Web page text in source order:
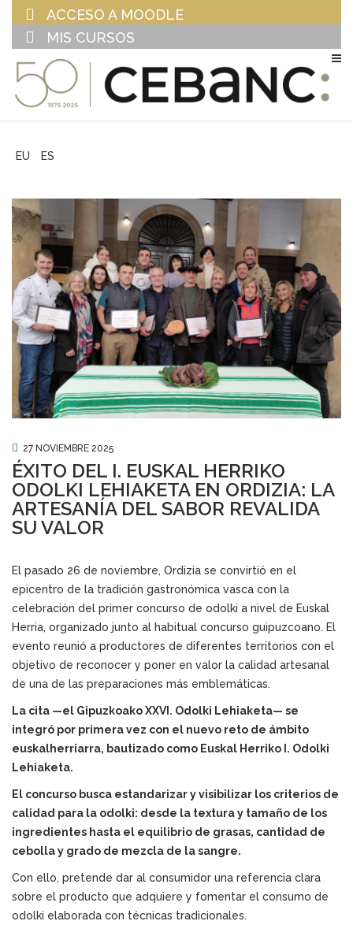
ACCESO A MOODLE
MIS CURSOS
EU ES
27 NOVIEMBRE 2025
ÉXITO DEL I. EUSKAL HERRIKO
ODOLKI LEHIAKETA EN ORDIZIA: LA
ARTESANÍA DEL SABOR REVALIDA
SU VALOR
El pasado 26 de noviembre, Ordizia se convirtió en el
epicentro de la tradición gastronómica vasca con la
celebración del primer concurso de odolki a nivel de Euskal
Herria, organizado junto al habitual concurso guipuzcoano. El
evento reunió a productores de diferentes territorios con el
objetivo de reconocer y poner en valor la calidad artesanal
de una de las preparaciones más emblemáticas.
La cita —el Gipuzkoako XXVI. Odolki Lehiaketa— se
integró por primera vez con el nuevo reto de ámbito
euskalherriarra, bautizado como Euskal Herriko I. Odolki
Lehiaketa.
El concurso busca estandarizar y visibilizar los criterios de
calidad para la odolki: desde la textura y tamaño de los
ingredientes hasta el equilibrio de grasas, cantidad de
cebolla y grado de mezcla de la sangre.
Con ello, pretende dar al consumidor una referencia clara
sobre el producto que adquiere y fomentar el consumo de
odolki elaborada con técnicas tradicionales.